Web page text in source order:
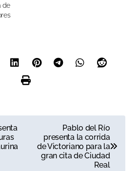
de
Pablo del Río
presenta la corrida
de Victoriano para la
gran cita de Ciudad
Real